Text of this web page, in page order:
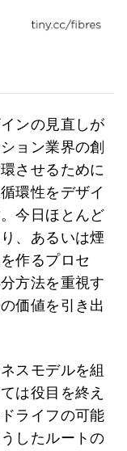
ンの見直しが
ョン業界の創
させるために
環性をデザイ
今日ほとんど
、あるいは煙
作るプロセ
方法を重視す
価値を引き出
スモデルを組
は役目を終え
ライフの可能
したルートの